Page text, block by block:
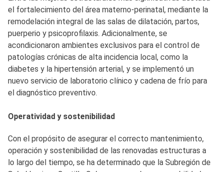
el fortalecimiento del área materno-perinatal, mediante la
remodelación integral de las salas de dilatación, partos,
puerperio y psicoprofilaxis. Adicionalmente, se
acondicionaron ambientes exclusivos para el control de
patologías crónicas de alta incidencia local, como la
diabetes y la hipertensión arterial, y se implementó un
nuevo servicio de laboratorio clínico y cadena de frío para
el diagnóstico preventivo.
Operatividad y sostenibilidad
Con el propósito de asegurar el correcto mantenimiento,
operación y sostenibilidad de las renovadas estructuras a
lo largo del tiempo, se ha determinado que la Subregión de